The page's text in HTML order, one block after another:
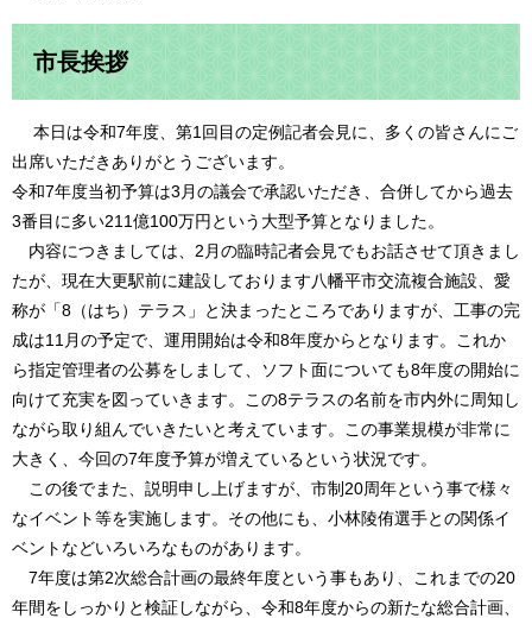
市長挨拶
本日は令和7年度、第1回目の定例記者会見に、多くの皆さんにご
出席いただきありがとうございます。
令和7年度当初予算は3月の議会で承認いただき、合併してから過去
3番目に多い211億100万円という大型予算となりました。
内容につきましては、2月の臨時記者会見でもお話させて頂きまし
たが、現在大更駅前に建設しております八幡平市交流複合施設、愛
称が「8（はち）テラス」と決まったところでありますが、工事の完
成は11月の予定で、運用開始は令和8年度からとなります。これか
ら指定管理者の公募をしまして、ソフト面についても8年度の開始に
向けて充実を図っていきます。この8テラスの名前を市内外に周知し
ながら取り組んでいきたいと考えています。この事業規模が非常に
大きく、今回の7年度予算が増えているという状況です。
この後でまた、説明申し上げますが、市制20周年という事で様々
なイベント等を実施します。その他にも、小林陵侑選手との関係イ
ベントなどいろいろなものがあります。
7年度は第2次総合計画の最終年度という事もあり、これまでの20
年間をしっかりと検証しながら、令和8年度からの新たな総合計画、